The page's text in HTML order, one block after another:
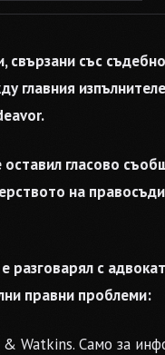
свързани със
главния
гласово
на
разговарял с
правни проблеми:
Watkins. Само за